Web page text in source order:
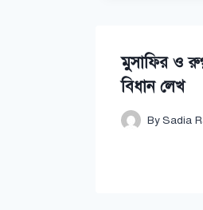
মুসাফির ও
বিধান লেখ
BySadia